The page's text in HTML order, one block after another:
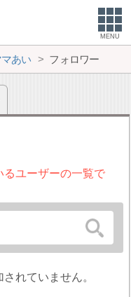
MENU
あい フォロワー
るユーザーの一覧で
れていません。